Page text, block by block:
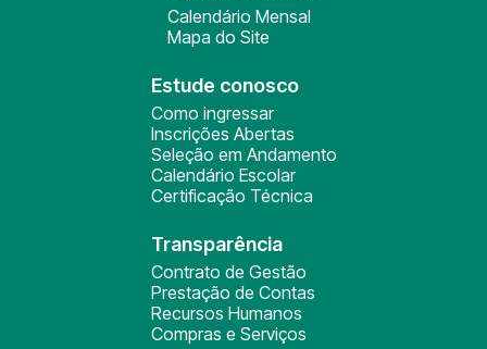
Calendário Mensal
Mapa do Site
Estude conosco
Como ingressar
Inscrições Abertas
Seleção em Andamento
Calendário Escolar
Certificação Técnica
Transparência
Contrato de Gestão
Prestação de Contas
Recursos Humanos
Compras e Serviços